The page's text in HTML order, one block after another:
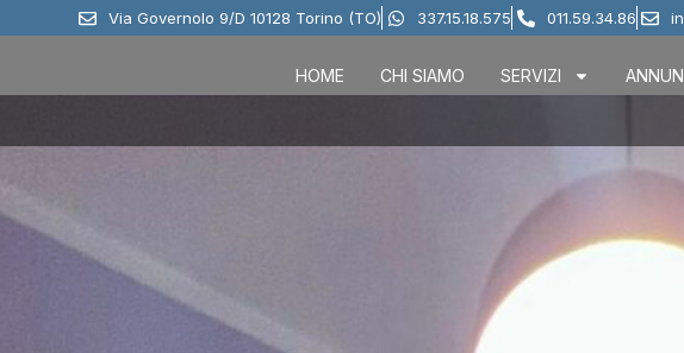
Via Governolo 9/D 10128 Torino (TO) 337.15.18.575 011.59.34.86
HOME CHI SIAMO SERVIZI